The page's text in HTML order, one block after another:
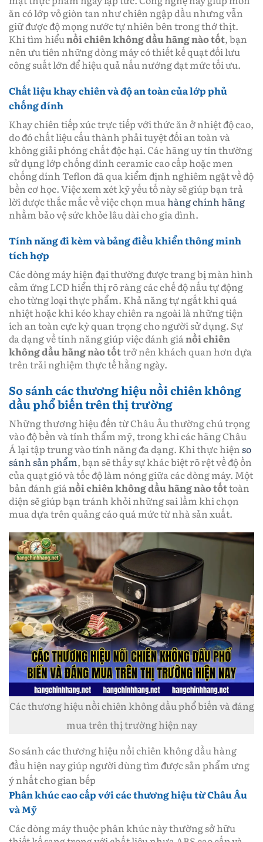
ăn có lớp vỏ giòn tan như chiên ngập dầu nhưng vẫn
giữ được độ mọng nước tự nhiên bên trong thớ thịt.
Khi tìm hiểunồi chiên không dầu hãng nào tốt, bạn
nên ưu tiên những dòng máy có thiết kế quạt đối lưu
công suất lớn để hiệu quả nấu nướng đạt mức tối ưu.
Chất liệu khay chiên và độ an toàn của lớp phủ
chống dính
Khay chiên tiếp xúc trực tiếp với thức ăn ở nhiệt độ cao,
do đó chất liệu cấu thành phải tuyệt đối an toàn và
không giải phóng chất độc hại. Các hãng uy tín thường
sử dụng lớp chống dính ceramic cao cấp hoặc men
chống dính Teflon đã qua kiểm định nghiêm ngặt về độ
bền cơ học. Việc xem xét kỹ yếu tố này sẽ giúp bạn trả
lời được thắc mắc về việc chọn muahàng chính hãng
nhằm bảo vệ sức khỏe lâu dài cho gia đình.
Tính năng đi kèm và bảng điều khiển thông minh
tích hợp
Các dòng máy hiện đại thường được trang bị màn hình
cảm ứng LCD hiển thị rõ ràng các chế độ nấu tự động
cho từng loại thực phẩm. Khả năng tự ngắt khi quá
nhiệt hoặc khi kéo khay chiên ra ngoài là những tiện
ích an toàn cực kỳ quan trọng cho người sử dụng. Sự
đa dạng về tính năng giúp việc đánh giá nồi chiên
không dầu hãng nào tốttrở nên khách quan hơn dựa
trên trải nghiệm thực tế hằng ngày.
So sánh các thương hiệu nồi chiên không
dầu phổ biến trên thị trường
Những thương hiệu đến từ Châu Âu thường chú trọng
vào độ bền và tính thẩm mỹ, trong khi các hãng Châu
Á lại tập trung vào tính năng đa dạng. Khi thực hiệnso
sánh sản phẩm, bạn sẽ thấy sự khác biệt rõ rệt về độ ồn
của quạt gió và tốc độ làm nóng giữa các dòng máy. Một
bản đánh giánồi chiên không dầu hãng nào tốttoàn
diện sẽ giúp bạn tránh khỏi những sai lầm khi chọn
mua dựa trên quảng cáo quá mức từ nhà sản xuất.
Các thương hiệu nồi chiên không dầu phổ biến và đáng
mua trên thị trường hiện nay
So sánh các thương hiệu nồi chiên không dầu hàng
đầu hiện nay giúp người dùng tìm được sản phẩm ưng
ý nhất cho gian bếp
Phân khúc cao cấp với các thương hiệu từ Châu Âu
và Mỹ
Các dòng máy thuộc phân khúc này thường sở hữu